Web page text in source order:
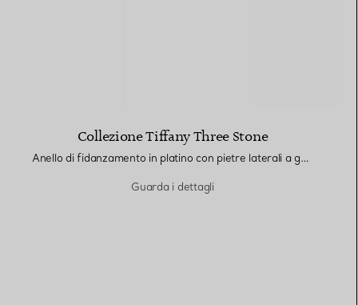
Collezione Tiffany Three Stone
Anello di fidanzamento in platino con pietre laterali a goccia
Guarda i dettagli